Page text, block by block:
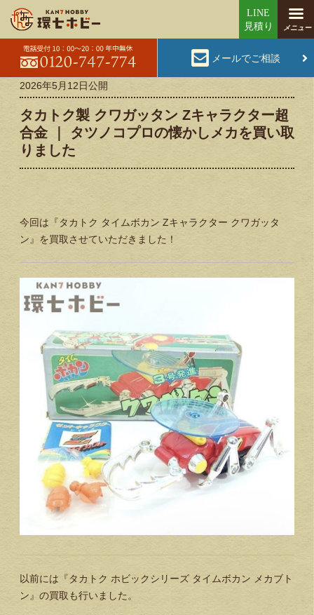
メールでご相談
2026年5月12日公開
タカトク製 クワガッタン Zキャラクター超
合金 ｜ タツノコプロの懐かしメカを買い取
りました
今回は『タカトク タイムボカン Zキャラクター クワガッタ
ン』を買取させていただきました！
以前には『タカトク ホビックシリーズ タイムボカン メカブト
ン』の買取も行いました。